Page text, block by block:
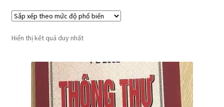
Hiển thị kết quả duy nhất